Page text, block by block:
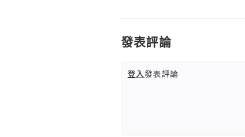
發表評論
登入發表評論